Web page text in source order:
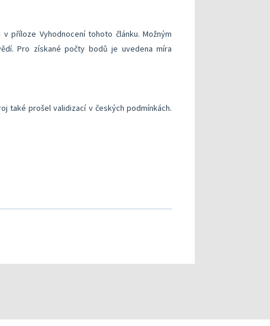
příloze Vyhodnocení tohoto článku. Možným
Pro získané počty bodů je uvedena míra
také prošel validizací v českých podmínkách.